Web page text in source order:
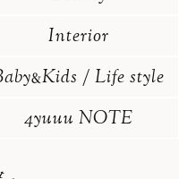
Interior
&Kids / Life style
4yuuu NOTE